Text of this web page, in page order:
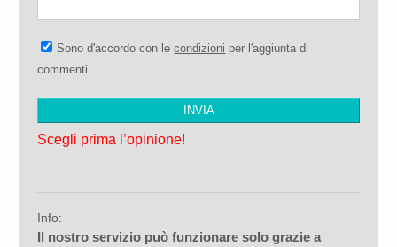
Sono d'accordo con lecondizioni per l'aggiunta di
commenti
Scegli prima l’opinione!
Info:
Il nostro servizio può funzionare solo grazie a